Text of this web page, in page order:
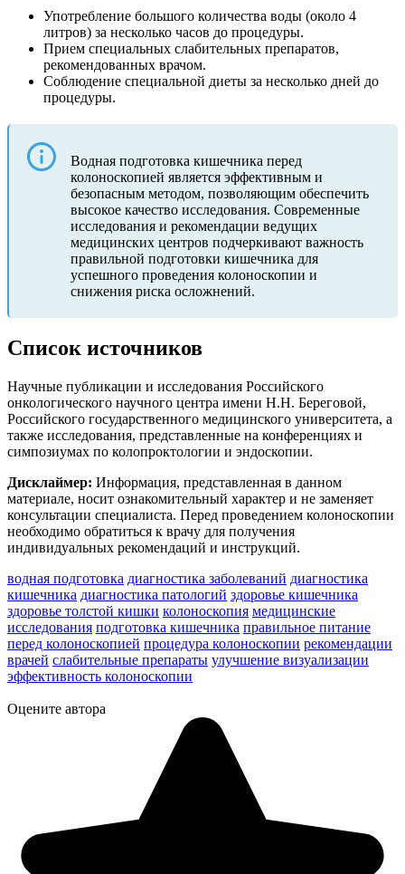
Употребление большого количества воды (около 4
литров) за несколько часов до процедуры.
Прием специальных слабительных препаратов,
рекомендованных врачом.
Соблюдение специальной диеты за несколько дней до
процедуры.
Водная подготовка кишечника перед
колоноскопией является эффективным и
безопасным методом, позволяющим обеспечить
высокое качество исследования. Современные
исследования и рекомендации ведущих
медицинских центров подчеркивают важность
правильной подготовки кишечника для
успешного проведения колоноскопии и
снижения риска осложнений.
Список источников
Научные публикации и исследования Российского
онкологического научного центра имени Н.Н. Береговой,
Российского государственного медицинского университета, а
также исследования, представленные на конференциях и
симпозиумах по колопроктологии и эндоскопии.
Дисклаймер: Информация, представленная в данном
материале, носит ознакомительный характер и не заменяет
консультации специалиста. Перед проведением колоноскопии
необходимо обратиться к врачу для получения
индивидуальных рекомендаций и инструкций.
водная подготовка диагностика заболеваний диагностика
кишечника диагностика патологий здоровье кишечника
здоровье толстой кишки колоноскопия медицинские
исследования подготовка кишечника правильное питание
перед колоноскопией процедура колоноскопии рекомендации
врачей слабительные препараты улучшение визуализации
эффективность колоноскопии
Оцените автора